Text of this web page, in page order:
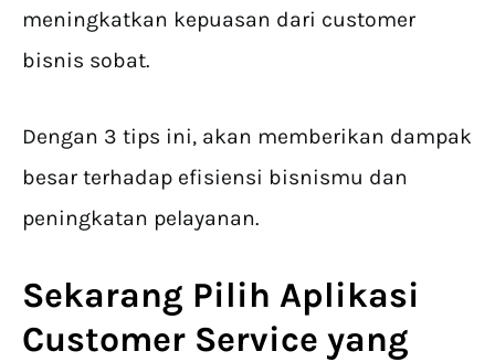
meningkatkan kepuasan dari customer
bisnis sobat.
Dengan 3 tips ini, akan memberikan dampak
besar terhadap efisiensi bisnismu dan
peningkatan pelayanan.
Sekarang Pilih Aplikasi
Customer Service yang